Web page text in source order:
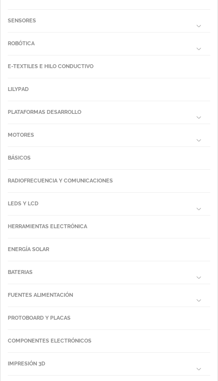
SENSORES
ROBÓTICA
E-TEXTILES E HILO CONDUCTIVO
LILYPAD
PLATAFORMAS DESARROLLO
MOTORES
BÁSICOS
RADIOFRECUENCIA Y COMUNICACIONES
LEDS Y LCD
HERRAMIENTAS ELECTRÓNICA
ENERGÍA SOLAR
BATERIAS
FUENTES ALIMENTACIÓN
PROTOBOARD Y PLACAS
COMPONENTES ELECTRÓNICOS
IMPRESIÓN 3D